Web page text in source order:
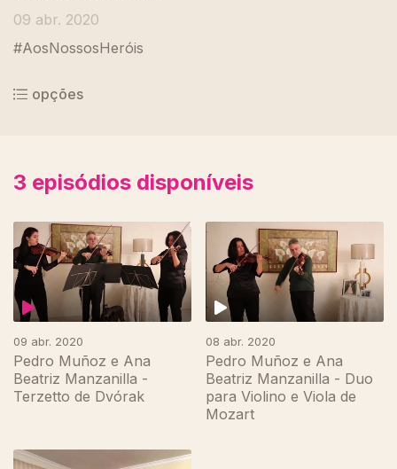
09 abr. 2020
#AosNossosHeróis
opções
3 episódios disponíveis
09 abr. 2020
Pedro Muñoz e Ana
Beatriz Manzanilla -
Terzetto de Dvórak
08 abr. 2020
Pedro Muñoz e Ana
Beatriz Manzanilla - Duo
para Violino e Viola de
Mozart
465666